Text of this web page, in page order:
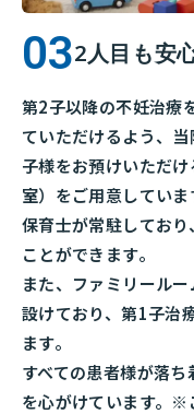
2人目も安
第2子以降の不妊治療
ていただけるよう、
子様をお預けいただ
室）をご用意していま
保育士が常駐してお
ことができます。
また、ファミリール
設けており、第1子治
ます。
すべての患者様が落
を心がけています。※